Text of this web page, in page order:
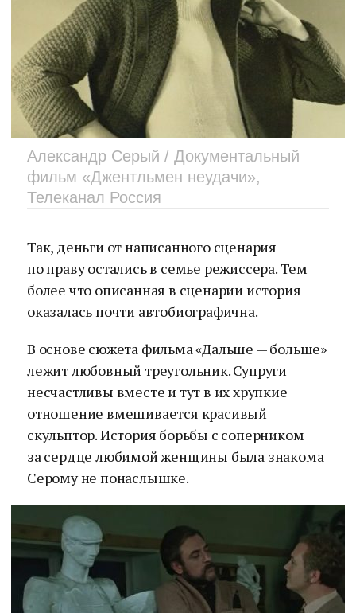
Александр Серый / Документальный
фильм «Джентльмен неудачи»,
Телеканал Россия
Так, деньги от написанного сценария
по праву остались в семье режиссера. Тем
более что описанная в сценарии история
оказалась почти автобиографична.
В основе сюжета фильма «Дальше — больше»
лежит любовный треугольник. Супруги
несчастливы вместе и тут в их хрупкие
отношение вмешивается красивый
скульптор. История борьбы с соперником
за сердце любимой женщины была знакома
Серому не понаслышке.